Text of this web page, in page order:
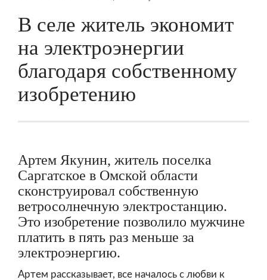
В селе житель экономит
на электроэнергии
благодаря собственному
изобретению
Артем Якунин, житель поселка
Саргатское в Омской области
сконструировал собственную
ветросолнечную электростанцию.
Это изобретение позволило мужчине
платить в пять раз меньше за
электроэнергию.
Артем рассказывает, все началось с любви к